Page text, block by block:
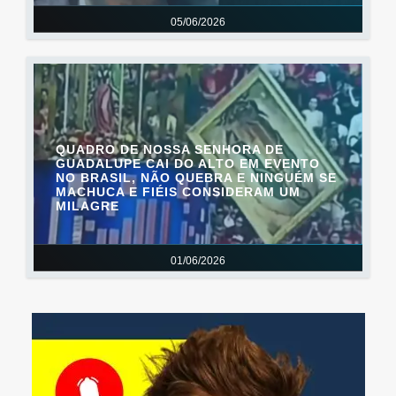
05/06/2026
01/06/2026
QUADRO DE NOSSA SENHORA DE
GUADALUPE CAI DO ALTO EM EVENTO
NO BRASIL, NÃO QUEBRA E NINGUÉM SE
MACHUCA E FIÉIS CONSIDERAM UM
MILAGRE